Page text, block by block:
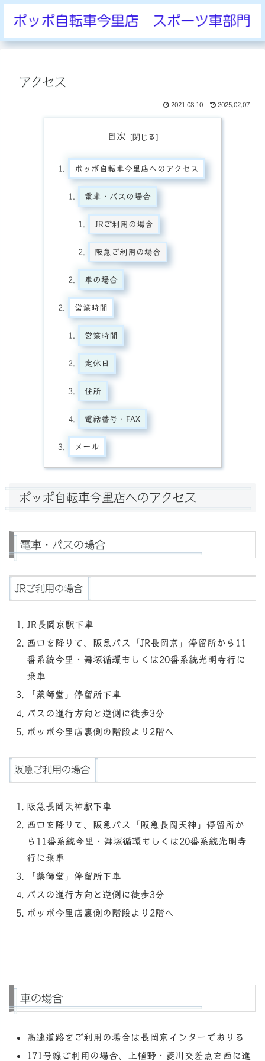
アクセス
2021.08.10 2025.02.07
目次
ポッポ自転車今里店へのアクセス
電車・バスの場合
JRご利用の場合
阪急ご利用の場合
車の場合
営業時間
営業時間
定休日
住所
電話番号・FAX
メール
ポッポ自転車今里店へのアクセス
電車・バスの場合
JRご利用の場合
JR長岡京駅下車
西口を降りて、阪急バス「JR長岡京」停留所から11
番系統今里・舞塚循環もしくは20番系統光明寺行に
乗車
「薬師堂」停留所下車
バスの進行方向と逆側に徒歩3分
ポッポ今里店裏側の階段より2階へ
阪急ご利用の場合
阪急長岡天神駅下車
西口を降りて、阪急バス「阪急長岡天神」停留所か
ら11番系統今里・舞塚循環もしくは20番系統光明寺
行に乗車
「薬師堂」停留所下車
バスの進行方向と逆側に徒歩3分
ポッポ今里店裏側の階段より2階へ
車の場合
高速道路をご利用の場合は長岡京インターでおりる
171号線ご利用の場合、上植野・菱川交差点を西に進